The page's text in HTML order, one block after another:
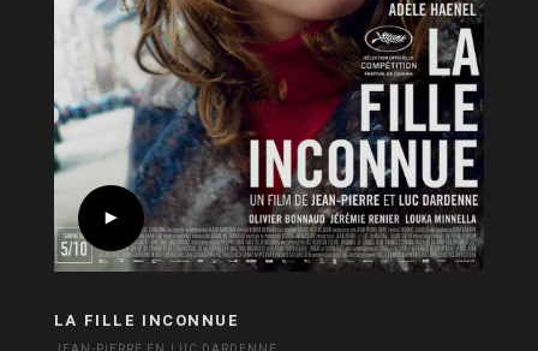
LA FILLE INCONNUE